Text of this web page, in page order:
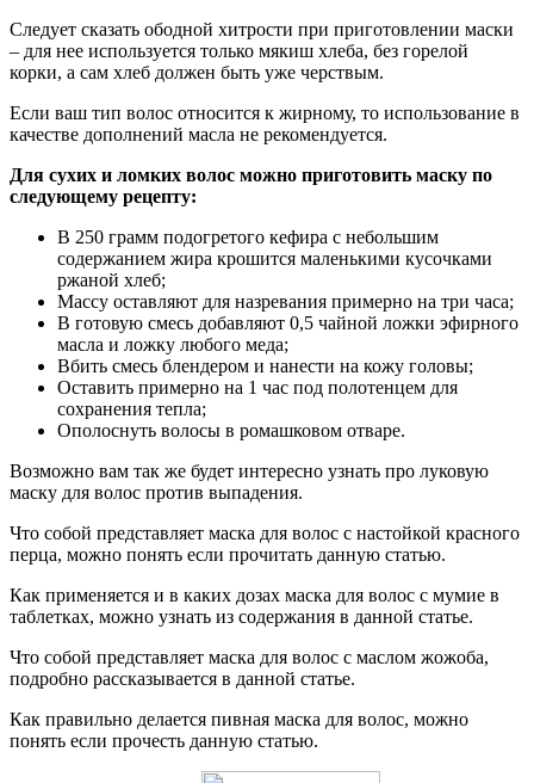
Следует сказать ободной хитрости при приготовлении маски
– для нее используется только мякиш хлеба, без горелой
корки, а сам хлеб должен быть уже черствым.
Если ваш тип волос относится к жирному, то использование в
качестве дополнений масла не рекомендуется.
Для сухих и ломких волос можно приготовить маску по
следующему рецепту:
В 250 грамм подогретого кефира с небольшим
содержанием жира крошится маленькими кусочками
ржаной хлеб;
Массу оставляют для назревания примерно на три часа;
В готовую смесь добавляют 0,5 чайной ложки эфирного
масла и ложку любого меда;
Вбить смесь блендером и нанести на кожу головы;
Оставить примерно на 1 час под полотенцем для
сохранения тепла;
Ополоснуть волосы в ромашковом отваре.
Возможно вам так же будет интересно узнать про луковую
маску для волос против выпадения.
Что собой представляет маска для волос с настойкой красного
перца, можно понять если прочитать данную статью.
Как применяется и в каких дозах маска для волос с мумие в
таблетках, можно узнать из содержания в данной статье.
Что собой представляет маска для волос с маслом жожоба,
подробно рассказывается в данной статье.
Как правильно делается пивная маска для волос, можно
понять если прочесть данную статью.